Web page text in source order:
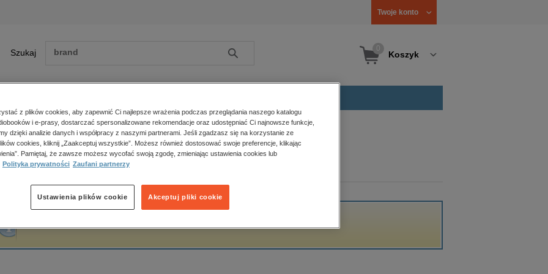
Twoje konto
Szukaj Szukaj Koszyk
Zobacz wszystkie E-prasa
polityka, społeczno-informacyjne
psychologiczne
popularno-naukowe
historia
główna Zofia Snażyk
Snażyk
z plików cookies, aby zapewnić Ci najlepsze wrażenia podczas przeglądania naszego katalogu
i e-prasy, dostarczać spersonalizowane rekomendacje oraz udostępniać Ci najnowsze funkcje,
dzięki analizie danych i współpracy z naszymi partnerami. Jeśli zgadzasz się na korzystanie ze
cookies, kliknij „Zaakceptuj wszystkie”. Możesz również dostosować swoje preferencje, klikając
Pamiętaj, że zawsze możesz wycofać swoją zgodę, zmieniając ustawienia cookies lub
Polityka prywatności Zaufani partnerzy
Akceptuj pliki cookie
Ustawienia plików cookie